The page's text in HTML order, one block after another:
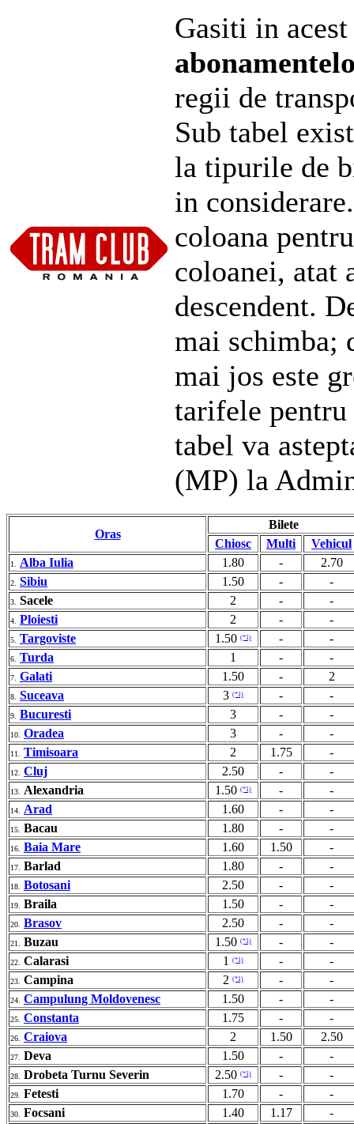
Gasiti in
regii de
Sub tabel
la tipurile de
in
coloana
coloanei, atat
descendent.
mai schimba;
mai jos este
tarifele pentru
tabel va
(MP) la
Oras
Bilete
Chiosc
Multi Vehicul
1. Alba Iulia 1.80 - 2.70
2. Sibiu 1.50 - -
3. Sacele 2 - -
4. Ploiesti 2 - -
5. Targoviste 1.50 (*1) - -
6. Turda 1 - -
7. Galati 1.50 - 2
8. Suceava 3 (*1) - -
9. Bucuresti 3 - -
10. Oradea 3 - -
11. Timisoara 2 1.75 -
12. Cluj 2.50 - -
13. Alexandria 1.50 (*1) - -
14. Arad 1.60 - -
15. Bacau 1.80 - -
16. Baia Mare 1.60 1.50 -
17. Barlad 1.80 - -
18. Botosani 2.50 - -
19. Braila 1.50 - -
20. Brasov 2.50 - -
21. Buzau 1.50 (*1) - -
22. Calarasi 1 (*1) - -
23. Campina 2 (*1) - -
24. Campulung Moldovenesc 1.50 - -
25. Constanta 1.75 - -
26. Craiova 2 1.50 2.50
27. Deva 1.50 - -
28. Drobeta Turnu Severin 2.50 (*1) - -
29. Fetesti 1.70 - -
30. Focsani 1.40 1.17 -